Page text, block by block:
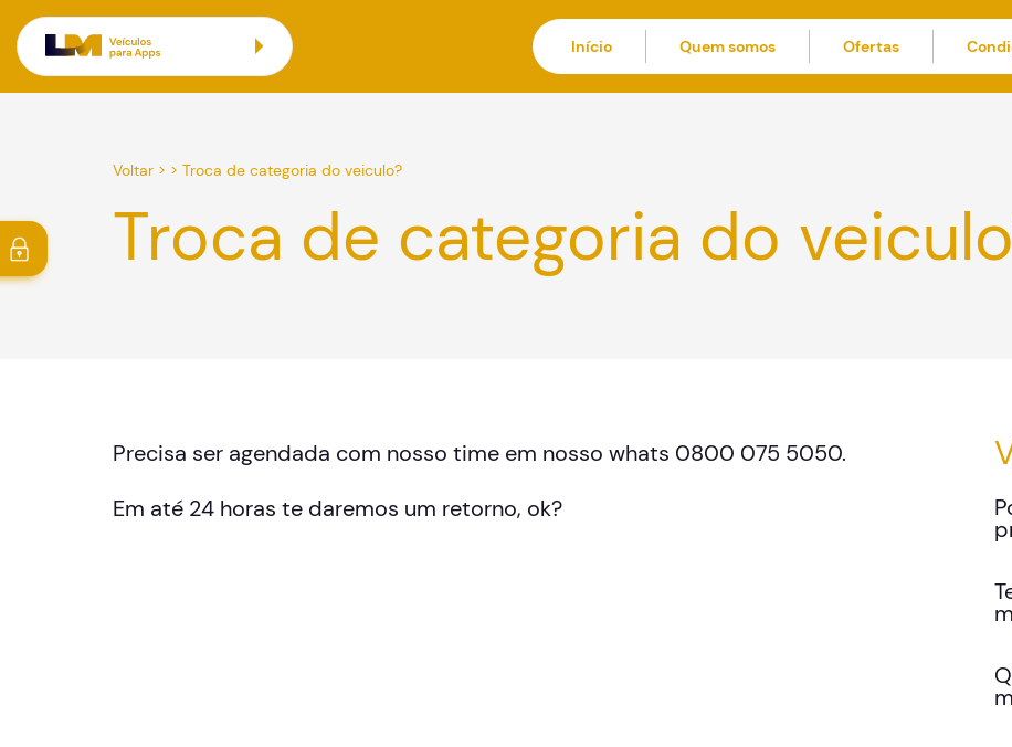
Início Quem somos Ofertas
Voltar > > Troca de categoria do veiculo?
Troca de categoria do
Precisa ser agendada com nosso time em nosso whats 0800 075 5050.
Em até 24 horas te daremos um retorno, ok?